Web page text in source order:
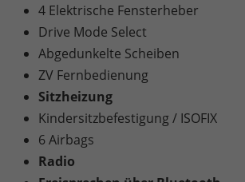
4 Elektrische Fensterheber
Drive Mode Select
Abgedunkelte Scheiben
ZV Fernbedienung
Sitzheizung
Kindersitzbefestigung / ISOFIX
6 Airbags
Radio